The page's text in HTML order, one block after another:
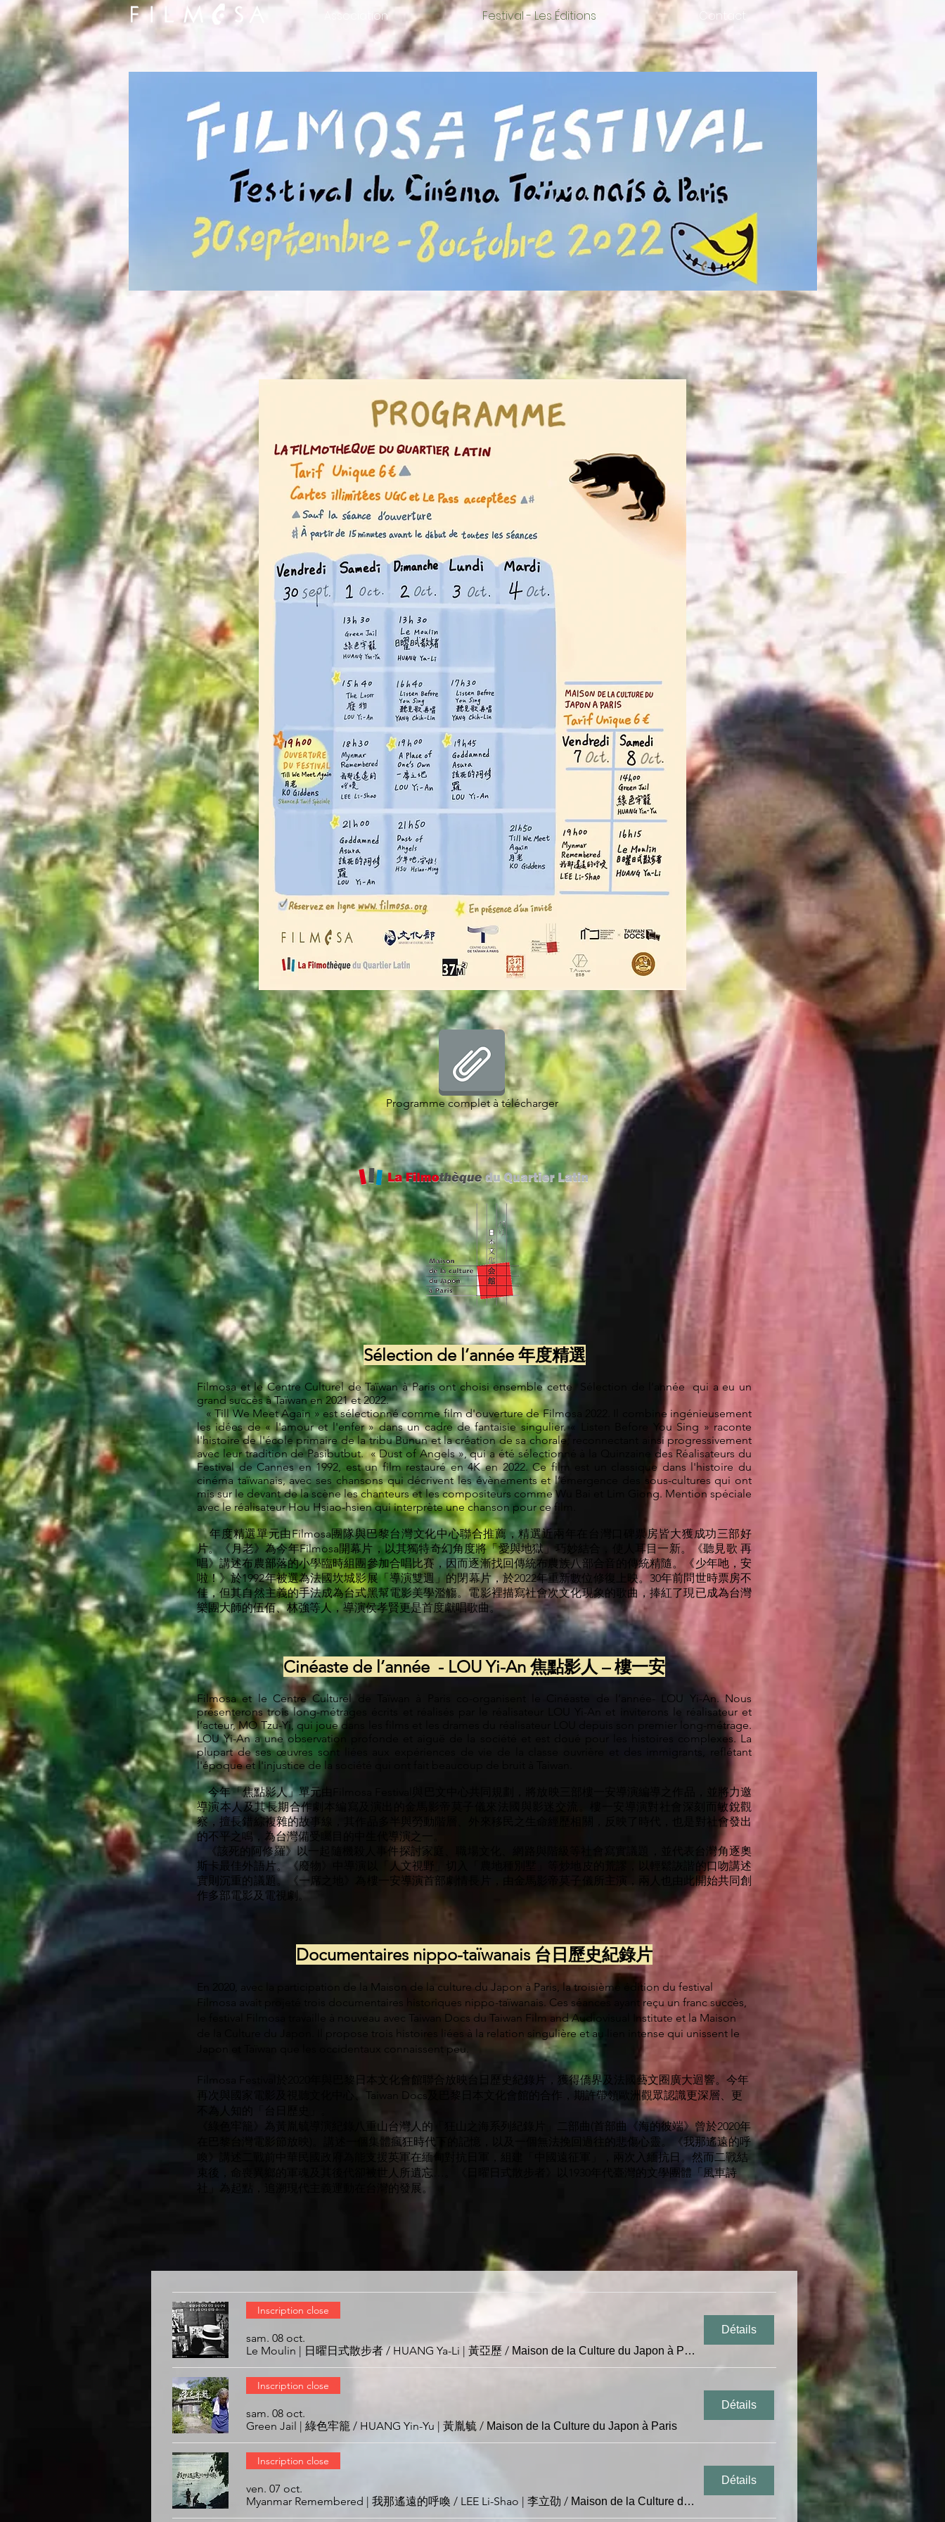
Association Festival - Les Éditions Contact
FOCUS SUR LE CINEASTE - CHANG Tso-Chi
Chang Tso-Chi, réalisateur taïwanais né en 1961, est un héritier de la nouvelle vague taïwanaise. Il est connu
internationalement pour son style réaliste, qui met en lumière les oubliés, les petites gens et les minorités
ethniques en marge de la société taïwanaise.
À l'occasion du 2019 FILMOSA FESTIVAL, 4 films de Chang Tso-Chi seront présentés :
1999 : Darkness and Light 黑暗之光 | « Quinzaine des réalisateurs » du 52e Festival de Cannes
2002 : The Best of Times 美麗時光 | 59e Festival international du film de Venise
2010 : When Love Comes 當愛來的時候 | 14 nominations et 4 prix au Golden Horse Film Festival
2015 : Thanatos, Drunk 醉·生夢死 | Le prix Siegessäule du jury 65e Festival international de Berlin
Pas d'événements pour le moment
Programme complet à télécharger
Sélection de l’année 年度精選
Filmosa et le Centre Culturel de Taïwan à Paris ont choisi ensemble cette Sélection de l’année qui a eu un
grand succès à Taïwan en 2021 et 2022.
« Till We Meet Again » est sélectionné comme film d'ouverture de Filmosa 2022. Il combine ingénieusement
les idées de « l'amour et l'enfer » dans un cadre de fantaisie singulier. « Listen Before You Sing » raconte
l'histoire de l'école primaire de la tribu Bunun et la création de sa chorale, reconnectant ainsi progressivement
avec leur tradition de Pasibutbut. « Dust of Angels », qui a été sélectionné à la Quinzaine des Réalisateurs du
Festival de Cannes en 1992, est un film restauré en 4K en 2022. Ce film est un classique dans l'histoire du
cinéma taïwanais, avec ses chansons qui décrivent les évènements et l’émergence des sous-cultures qui ont
mis sur le devant de la scène les chanteurs et les compositeurs comme Wu Bai et Lim Giong. Mention spéciale
avec le réalisateur Hou Hsiao-hsien qui interprète une chanson pour ce film.
年度精選單元由Filmosa團隊與巴黎台灣文化中心聯合推薦，精選近兩年在台灣口碑票房皆大獲成功三部好
片。《月老》為今年Filmosa開幕片，以其獨特奇幻角度將「愛與地獄」巧妙結合，使人耳目一新。《聽見歌 再
唱》講述布農部落的小學臨時組團參加合唱比賽，因而逐漸找回傳統布農族八部合音的傳統精隨。《少年吔，安
啦！》於1992年被選為法國坎城影展「導演雙週」的閉幕片，於2022年重新數位修復上映。30年前問世時票房不
佳，但其自然主義的手法成為台式黑幫電影美學濫觴。電影裡描寫社會次文化現象的歌曲，捧紅了現已成為台灣
樂團大師的伍佰、林強等人，導演侯孝賢更是首度獻唱歌曲。
Cinéaste de l’année - LOU Yi-An 焦點影人 – 樓一安
Filmosa et le Centre Culturel de Taïwan à Paris co-organisent le Cinéaste de l’année- LOU Yi-An. Nous
présenterons trois long-métrages écrits et réalisés par le réalisateur LOU Yi-An et inviterons le réalisateur et
l’acteur, MO Tzu-Yi, qui joue dans les films et les drames du réalisateur LOU depuis son premier long-métrage.
LOU Yi-An a une observation profonde et aiguë de la société et est doué pour les histoires complexes. La
plupart de ses œuvres sont liées aux expériences de vie de la classe ouvrière et des immigrants, reflétant
l'époque et l'injustice de la société qui ont fait beaucoup de bruit à Taiwan.
今年「焦點影人」單元由Filmosa Festival與巴文中心共同規劃，將放映三部樓一安導演編導之作品，並將力邀
導演本人及其長期合作劇本編寫及演出的金馬影帝莫子儀來法國與影迷交流。樓一安導演對社會深刻而敏銳觀
察，擅長錯綜複雜的故事線，其作品多半與勞動階層、外來移民之生命經歷相關，反映了時代，也是對社會發出
的不平之鳴，為台灣備受矚目的中生代導演之一。
《該死的阿修羅》以一起隨機殺人事件探討家庭、職場文化、網路與階級等社會寫實議題，並代表台灣角逐奧
斯卡最佳外語片。《廢物》中導演以「人文視野」切入「農地種別墅」等炒地皮的荒謬，以輕鬆詼諧的口吻講述
實則沉重的議題。《一席之地》為樓一安導演首部劇情長片，由金馬影帝莫子儀所主演，兩人也由此開始共同創
作多部電影及電視劇。
Documentaires nippo-taïwanais 台日歷史紀錄片
En 2020, avec la participation de la Maison de la culture du Japon à Paris, la troisième édition du festival
Filmosa avait projeté trois documentaires historiques nippo-taïwanais. Ces séances ayant reçu un franc succès,
le festival Filmosa travaille à nouveau avec Taiwan Docs du Taiwan Film and Audiovisual Institute et la Maison
de la Culture du Japon. Il propose trois histoires liées à la relation singulière et au lien intense qui unissent le
Japon et Taïwan que les occidentaux connaissent peu.
Filmosa Festival於2020年與巴黎日本文化會館聯合放映台日歷史紀錄片，獲得僑界及法國藝文圈廣大迴響。今年
再次與國家電影及視聽文化中心、Taiwan Docs及巴黎日本文化會館的合作，期許帶領歐洲觀眾認識更深層、更
不為人知的「台日歷史」。
《綠色牢籠》為黃胤毓導演紀錄八重山台灣人的「狂山之海系列紀錄片」二部曲(首部曲《海的彼端》曾於2020年
在巴黎台灣電影節放映)。講述一個集體瘋狂時代下的記憶，以及一個無法挽回過往的悲傷心靈。《我那遙遠的呼
喚》講述二戰前中華民國政府為能支援英軍在緬甸對抗日軍，組建「中國遠征軍」，兩次入緬抗日。然而二戰結
束後，命喪異鄉的軍魂及其後代卻被世人所遺忘…。《日曜日式散步者》以1930年代臺灣的文學團體「風車詩
社」為起點，追溯現代主義運動在台灣的發展。
Inscription close
sam. 08 oct.
Le Moulin | 日曜日式散步者 / HUANG Ya-Li | 黃亞歷 / Maison de la Culture du Japon à Paris
Détails
Inscription close
sam. 08 oct.
Green Jail | 綠色牢籠 / HUANG Yin-Yu | 黃胤毓 / Maison de la Culture du Japon à Paris
Détails
Inscription close
ven. 07 oct.
Myanmar Remembered | 我那遙遠的呼喚 / LEE Li-Shao | 李立劭 / Maison de la Culture du Japon à Paris
Détails